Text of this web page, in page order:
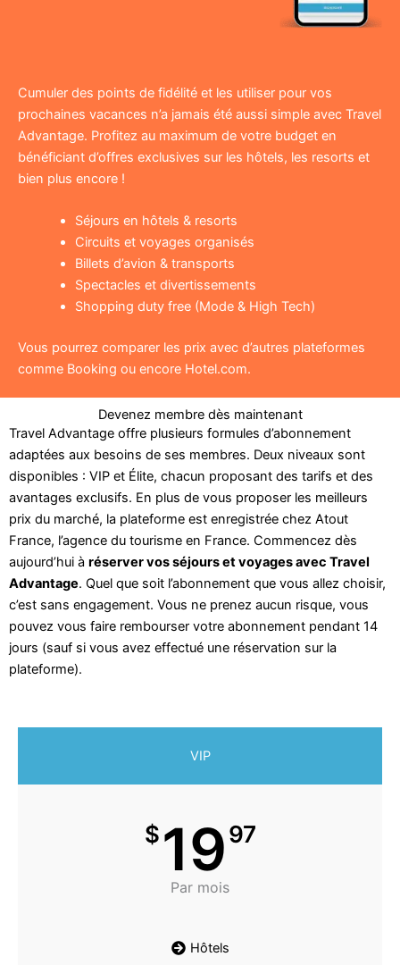
Cumuler des points de fidélité et les utiliser pour vos
prochaines vacances n’a jamais été aussi simple avec Travel
Advantage. Profitez au maximum de votre budget en
bénéficiant d’offres exclusives sur les hôtels, les resorts et
bien plus encore !
Séjours en hôtels & resorts
Circuits et voyages organisés
Billets d’avion & transports
Spectacles et divertissements
Shopping duty free (Mode & High Tech)
Vous pourrez comparer les prix avec d’autres plateformes
comme Booking ou encore Hotel.com.
Devenez membre dès maintenant
Travel Advantage offre plusieurs formules d’abonnement
adaptées aux besoins de ses membres. Deux niveaux sont
disponibles : VIP et Élite, chacun proposant des tarifs et des
avantages exclusifs. En plus de vous proposer les meilleurs
prix du marché, la plateforme est enregistrée chez Atout
France, l’agence du tourisme en France. Commencez dès
aujourd’hui à réserver vos séjours et voyages avec Travel
Advantage. Quel que soit l’abonnement que vous allez choisir,
c’est sans engagement. Vous ne prenez aucun risque, vous
pouvez vous faire rembourser votre abonnement pendant 14
jours (sauf si vous avez effectué une réservation sur la
plateforme).
VIP
$1997
Par mois
Hôtels